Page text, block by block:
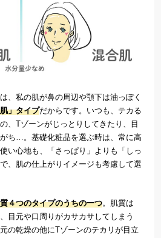
、私の肌が鼻の周辺や顎下は油っぽく
」タイプだからです。いつも、テカる
、Tゾーンがじっとりしてきたり、目
ち…。基礎化粧品を選ぶ時は、常に高
い心地も、「さっぱり」よりも「しっ
、肌の仕上がりイメージも考慮して選
４つのタイプのうちの一つ。肌質は
目元や口周りがカサカサしてしまう
の乾燥の他にTゾーンのテカリが目立